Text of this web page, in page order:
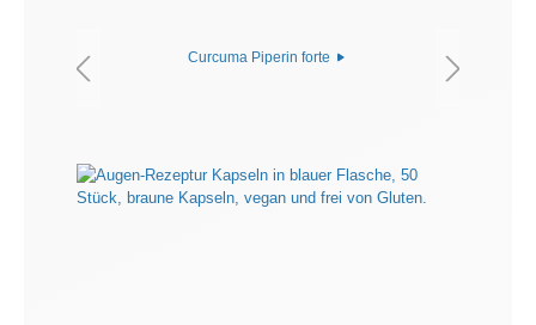
Curcuma Piperin forte